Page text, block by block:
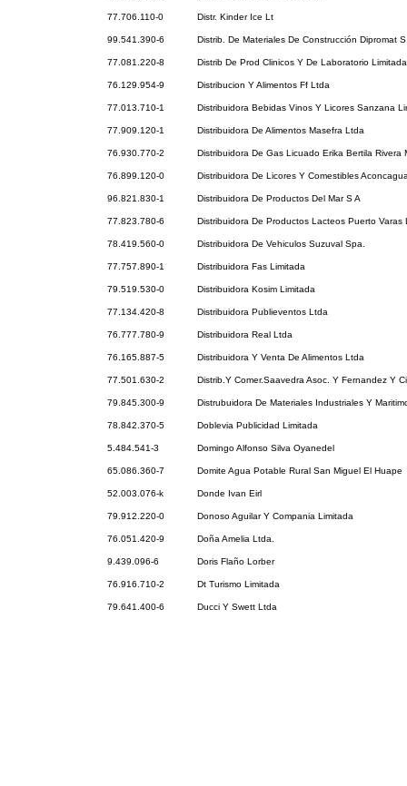
77.706.110-0 Distr. Kinder Ice Lt
99.541.390-6 Distrib. De Materiales De Construcción Dipromat
77.081.220-8 Distrib De Prod Clinicos Y De Laboratorio Limitada
76.129.954-9 Distribucion Y Alimentos Ff Ltda
77.013.710-1 Distribuidora Bebidas Vinos Y Licores Sanzana
77.909.120-1 Distribuidora De Alimentos Masefra Ltda
76.930.770-2 Distribuidora De Gas Licuado Erika Bertila Rivera
76.899.120-0 Distribuidora De Licores Y Comestibles
96.821.830-1 Distribuidora De Productos Del Mar S A
77.823.780-6 Distribuidora De Productos Lacteos Puerto Varas
78.419.560-0 Distribuidora De Vehiculos Suzuval Spa.
77.757.890-1 Distribuidora Fas Limitada
79.519.530-0 Distribuidora Kosim Limitada
77.134.420-8 Distribuidora Publieventos Ltda
76.777.780-9 Distribuidora Real Ltda
76.165.887-5 Distribuidora Y Venta De Alimentos Ltda
77.501.630-2 Distrib.Y Comer.Saavedra Asoc. Y Fernandez Y
79.845.300-9 Distrubuidora De Materiales Industriales Y
78.842.370-5 Doblevia Publicidad Limitada
5.484.541-3 Domingo Alfonso Silva Oyanedel
65.086.360-7 Domite Agua Potable Rural San Miguel El Huape
52.003.076-k Donde Ivan Eirl
79.912.220-0 Donoso Aguilar Y Compania Limitada
76.051.420-9 Doña Amelia Ltda.
9.439.096-6 Doris Flaño Lorber
76.916.710-2 Dt Turismo Limitada
79.641.400-6 Ducci Y Swett Ltda